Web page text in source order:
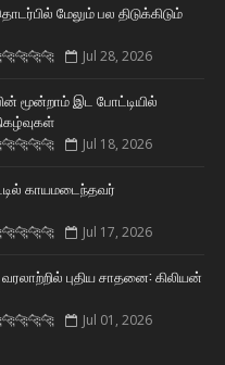
மேலும் பல திடுக்கிடும்
Jul 28, 2026
மூன்றாம் இட போட்டியில்
Jul 18, 2026
காயமடைந்தவர்
Jul 17, 2026
புதிய சாதனை: கிலியன்
Jul 01, 2026